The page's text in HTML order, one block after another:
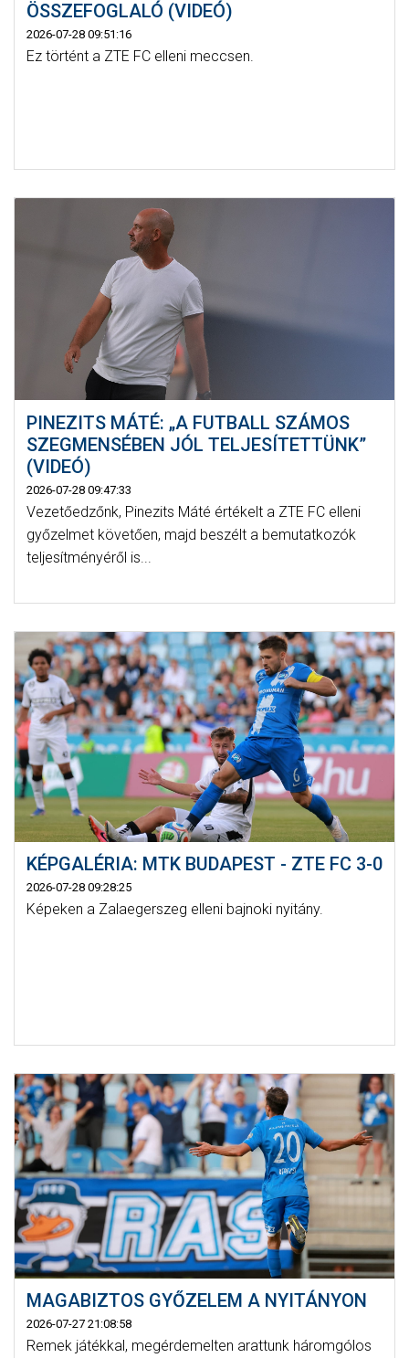
ÖSSZEFOGLALÓ (VIDEÓ)
2026-07-28 09:51:16
Ez történt a ZTE FC elleni meccsen.
PINEZITS MÁTÉ: „A FUTBALL SZÁMOS
SZEGMENSÉBEN JÓL TELJESÍTETTÜNK”
(VIDEÓ)
2026-07-28 09:47:33
Vezetőedzőnk, Pinezits Máté értékelt a ZTE FC elleni
győzelmet követően, majd beszélt a bemutatkozók
teljesítményéről is...
KÉPGALÉRIA: MTK BUDAPEST - ZTE FC 3-0
2026-07-28 09:28:25
Képeken a Zalaegerszeg elleni bajnoki nyitány.
MAGABIZTOS GYŐZELEM A NYITÁNYON
2026-07-27 21:08:58
Remek játékkal, megérdemelten arattunk háromgólos